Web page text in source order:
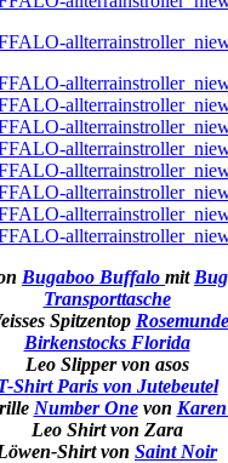
Bugaboo Buffalo mit
Transporttasche
Spitzentop Rosemunde
Birkenstocks Florida
Leo Slipper von asos
Shirt Paris von Jutebeutel
Number Onevon
Leo Shirt von Zara
Shirt von Saint Noir